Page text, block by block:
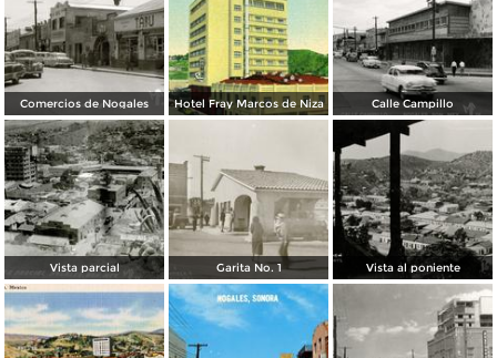
Comercios de Nogales Hotel Fray Marcos de Niza Calle Campillo
Vista parcial Garita No. 1 Vista al poniente